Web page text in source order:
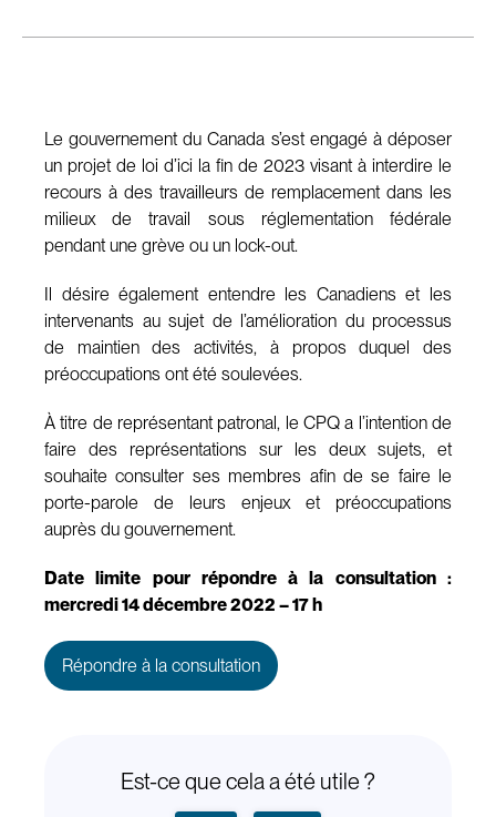
Le gouvernement du Canada s’est engagé à déposer
un projet de loi d’ici la fin de 2023 visant à interdire le
recours à des travailleurs de remplacement dans les
milieux de travail sous réglementation fédérale
pendant une grève ou un lock-out.
Il désire également entendre les Canadiens et les
intervenants au sujet de l’amélioration du processus
de maintien des activités, à propos duquel des
préoccupations ont été soulevées.
À titre de représentant patronal, le CPQ a l’intention de
faire des représentations sur les deux sujets, et
souhaite consulter ses membres afin de se faire le
porte-parole de leurs enjeux et préoccupations
auprès du gouvernement.
Date limite pour répondre à la consultation :
mercredi 14 décembre 2022 – 17 h
Répondre à la consultation
Est-ce que cela a été utile ?